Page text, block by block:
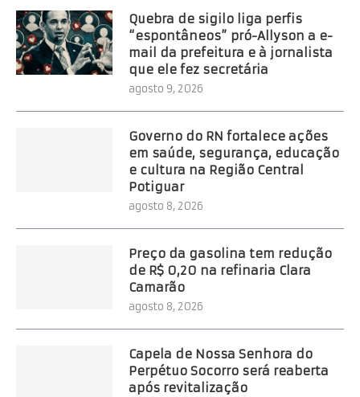
Quebra de sigilo liga perfis
“espontâneos” pró-Allyson a e-
mail da prefeitura e à jornalista
que ele fez secretária
agosto 9, 2026
Governo do RN fortalece ações
em saúde, segurança, educação
e cultura na Região Central
Potiguar
agosto 8, 2026
Preço da gasolina tem redução
de R$ 0,20 na refinaria Clara
Camarão
agosto 8, 2026
Capela de Nossa Senhora do
Perpétuo Socorro será reaberta
após revitalização